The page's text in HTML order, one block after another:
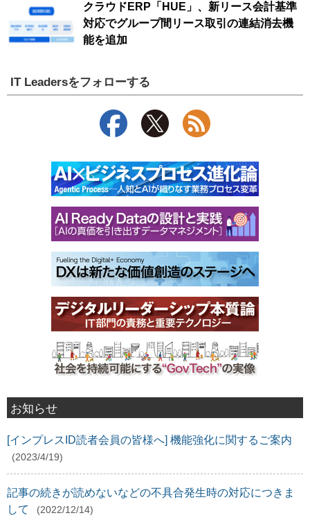
クラウドERP「HUE」、新リース会計基準
対応でグループ間リース取引の連結消去機
能を追加
IT Leadersをフォローする
お知らせ
[インプレスID読者会員の皆様へ] 機能強化に関するご案内
(2023/4/19)
記事の続きが読めないなどの不具合発生時の対応につきま
して
(2022/12/14)